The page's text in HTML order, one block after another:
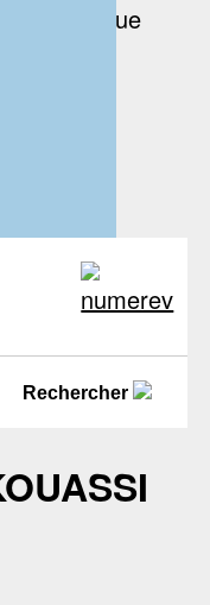
Rechercher